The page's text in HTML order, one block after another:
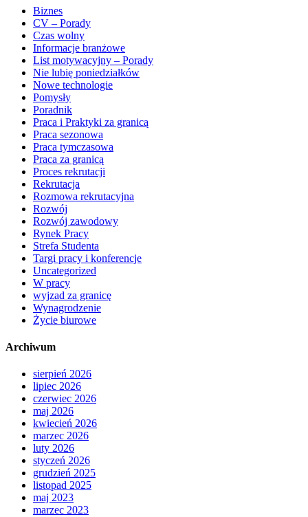
Biznes
CV – Porady
Czas wolny
Informacje branżowe
List motywacyjny – Porady
Nie lubię poniedziałków
Nowe technologie
Pomysły
Poradnik
Praca i Praktyki za granicą
Praca sezonowa
Praca tymczasowa
Praca za granicą
Proces rekrutacji
Rekrutacja
Rozmowa rekrutacyjna
Rozwój
Rozwój zawodowy
Rynek Pracy
Strefa Studenta
Targi pracy i konferencje
Uncategorized
W pracy
wyjzad za granicę
Wynagrodzenie
Życie biurowe
Archiwum
sierpień 2026
lipiec 2026
czerwiec 2026
maj 2026
kwiecień 2026
marzec 2026
luty 2026
styczeń 2026
grudzień 2025
listopad 2025
maj 2023
marzec 2023